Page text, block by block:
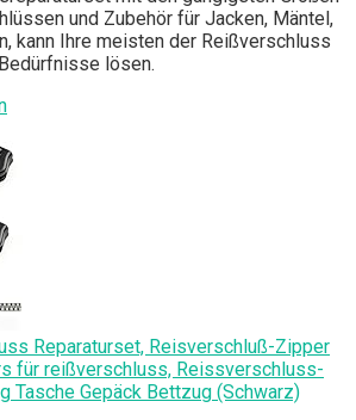
und Zubehör für Jacken, Mäntel,
kann Ihre meisten der Reißverschluss
lösen.
Reparaturset, Reisverschluß-Zipper
für reißverschluss, Reissverschluss-
Tasche Gepäck Bettzug (Schwarz)